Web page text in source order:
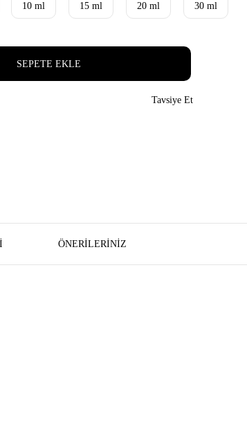
10 ml 15 ml 20 ml 30 ml
SEPETE EKLE
Tavsiye Et
ÖNERILERINIZ